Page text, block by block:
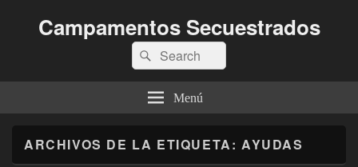
Campamentos Secuestrados
Buscar
por:
Buscar
Menú
ARCHIVOS DE LA ETIQUETA:AYUDAS